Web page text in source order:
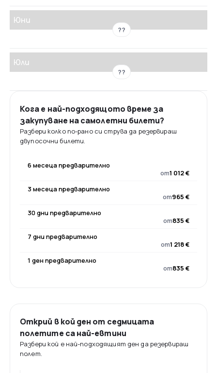
Юни
??
Юли
??
Кога е най-подходящото време за
закупуване на самолетни билети?
Разбери колко по-рано си струва да резервираш
двупосочни билети.
6 месеца предварително
от1 012 €
3 месеца предварително
от965 €
30 дни предварително
от835 €
7 дни предварително
от1 218 €
1 ден предварително
от835 €
Открий в кой ден от седмицата
полетите са най-евтини
Разбери кой е най-подходящият ден да резервираш
полет.